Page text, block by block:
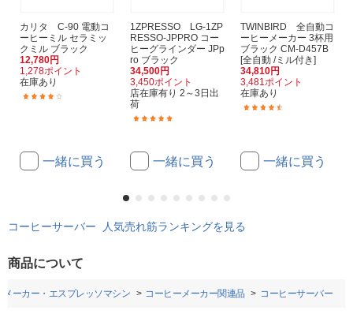
カリタ C-90 電動コ
ーヒーミル セラミッ
クミル ブラック
12,780円
1,278ポイント
在庫あり
一緒に買う
1ZPRESSO LG-1ZP
RESSO-JPPRO コー
ヒーグラインダー JPp
ro ブラック
34,500円
3,450ポイント
店在庫有り 2～3日出
荷
一緒に買う
TWINBIRD 全自動コ
ーヒーメーカー 3杯用
ブラック CM-D457B
[全自動 /ミル付き]
34,810円
3,481ポイント
在庫あり
一緒に買う
コーヒーサーバー 人気売れ筋ランキングを見る
商品について
メーカー・エスプレッソマシン コーヒーメーカー関連品 コーヒーサーバー